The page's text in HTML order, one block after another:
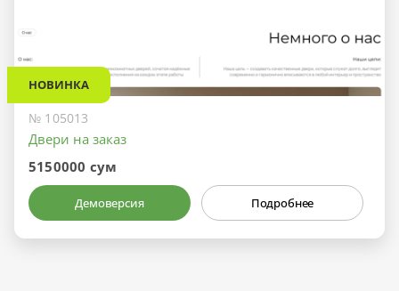
НОВИНКА
№ 105013
Двери на заказ
5150000 сум
Демоверсия Подробнее